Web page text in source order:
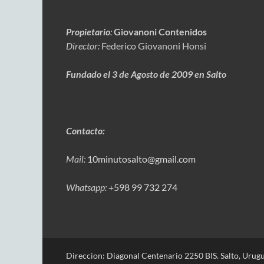
Propietario:Giovanoni Contenidos
Director: Federico Giovanoni Honsi
Fundado el 3 de Agosto de 2009 en Salto
Contacto:
Mail: 10minutosalto@gmail.com
Whatsapp:+598 99 732 274
Direccion: Diagonal Centenario 2250 BIS. Salto,